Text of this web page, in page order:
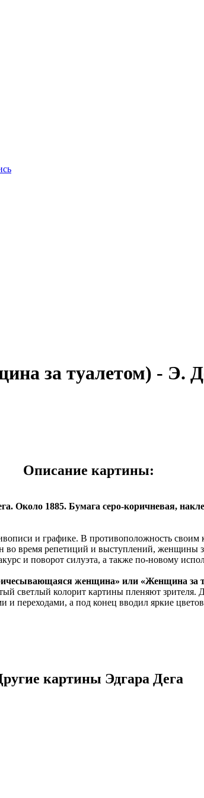
за туалетом) - Э.
Описание картины:
1885. Бумага серо-коричневая,
и графике. В противоположность
во время репетиций и выступлений, женщины
и поворот силуэта, а также по-новому
женщина» или «Женщина за
светлый колорит картины пленяют
и переходами, а под конец вводил яркие
картины Эдгара Дега